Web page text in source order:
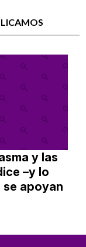
y las
–y lo
se apoyan